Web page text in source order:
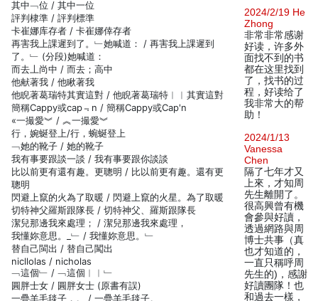
其中﹁位 / 其中一位
評判棣準 / 評判標準
卡崔娜库存者 / 卡崔娜倖存者
再害我上課遲到了。﹂她喊道： / 再害我上課遲到
了。﹂ (分段)她喊道：
而去丄尚中 / 而去；高中
他献著我 / 他瞅著我
他睨著葛瑞特其實這對 / 他睨著葛瑞特︱︱其實這對
簡稱Cappy或cap﹃n / 簡稱Cappy或Cap'n
«一撮愛︾ / ︽一撮愛︾
行，婉蜒登上/行，蜿蜒登上
﹁她的靴子 / 她的靴子
我有事要跟談一談 / 我有事要跟你談談
比以前更有還有趣。更聰明 / 比以前更有趣。還有更
聰明
閃避上竄的火為了取暖 / 閃避上竄的火星。為了取暖
切特神父羅斯跟隊長 / 切特神父、羅斯跟隊長
潔兒那邊我來處理； / 潔兒那邊我來處理，
我懂妳意思。_﹂ / 我懂妳意思。﹂
替自己閩出 / 替自己闖出
nicllolas / nicholas
﹁這個﹂ / ﹁這個︱︱﹂
圓胖士女 / 圓胖女士 (原書有誤)
一疊羊毛毯子，。 / 一疊羊毛毯子。
2024/2/19 He
Zhong
非常非常感谢
好读，许多外
面找不到的书
都在这里找到
了，找书的过
程，好读给了
我非常大的帮
助！
2024/1/13
Vanessa
Chen
隔了七年才又
上來，才知周
先生離開了。
很高興曾有機
會參與好讀，
透過網路與周
博士共事（真
也才知道的，
一直只稱呼周
先生的)，感謝
好讀團隊！也
和過去一樣，